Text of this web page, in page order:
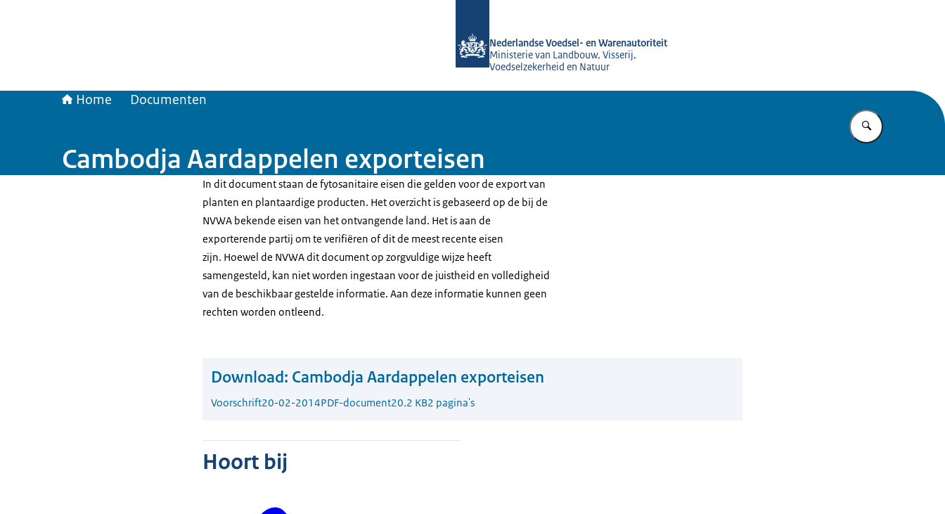
Nederlandse Voedsel- en Warenautoriteit
Ministerie van Landbouw, Visserij,
Voedselzekerheid en Natuur
Home Documenten
Vul in wat u
Cambodja Aardappelen exporteisen
In dit document staan de fytosanitaire eisen die gelden voor de export van
planten en plantaardige producten. Het overzicht is gebaseerd op de bij de
NVWA bekende eisen van het ontvangende land. Het is aan de
exporterende partij om te verifiëren of dit de meest recente eisen
zijn. Hoewel de NVWA dit document op zorgvuldige wijze heeft
samengesteld, kan niet worden ingestaan voor de juistheid en volledigheid
van de beschikbaar gestelde informatie. Aan deze informatie kunnen geen
rechten worden ontleend.
Download: Cambodja Aardappelen exporteisen
Voorschrift20-02-2014PDF-document20.2 KB2 pagina's
Hoort bij